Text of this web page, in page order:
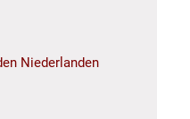
Niederlanden